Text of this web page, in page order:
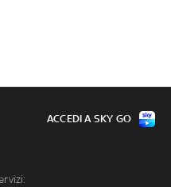
ACCEDI A SKY GO